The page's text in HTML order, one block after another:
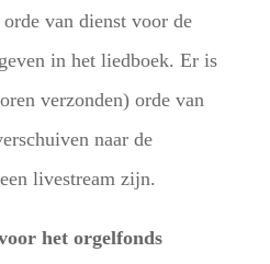
van dienst voor de
in het liedboek. Er is
verzonden) orde van
naar de
livestream zijn.
het orgelfonds